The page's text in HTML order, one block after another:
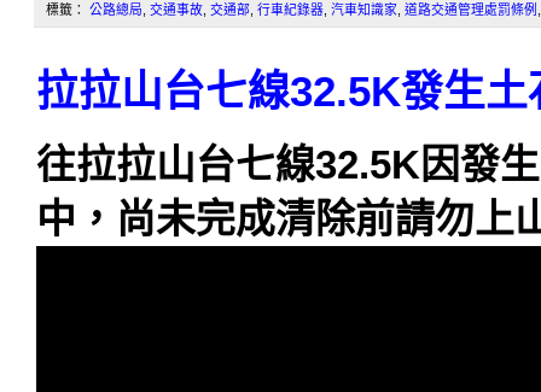
標籤： 公路總局 交通事故 交通部 行車紀錄器 汽車知識家 道路交通管理處罰條例
拉拉山台七線32.5K發生土
往拉拉山台七線32.5K因發
中，尚未完成清除前請勿上